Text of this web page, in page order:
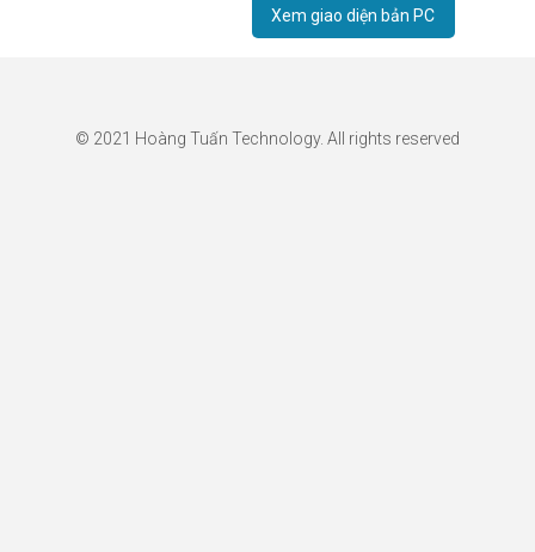
Xem giao diện bản PC
© 2021 Hoàng Tuấn Technology. All rights reserved